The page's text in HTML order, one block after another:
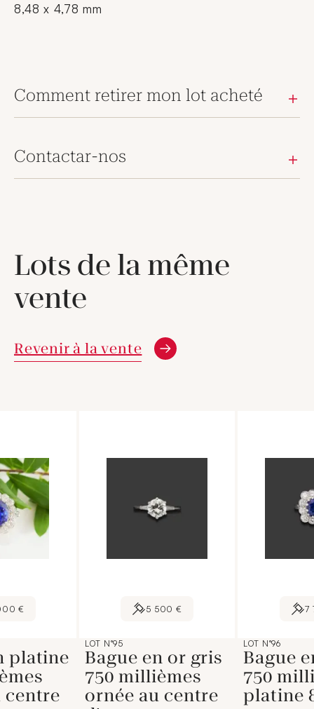
8,48 x 4,78 mm
Comment retirer mon lot acheté
Contactar-nos
Lots de la même
vente
Revenir à la vente
€
platine
centre
5 500 €
LOT N°95
Bague en or gris
750 millièmes
ornée au centre
7
LOT N°96
Bague
750
platine